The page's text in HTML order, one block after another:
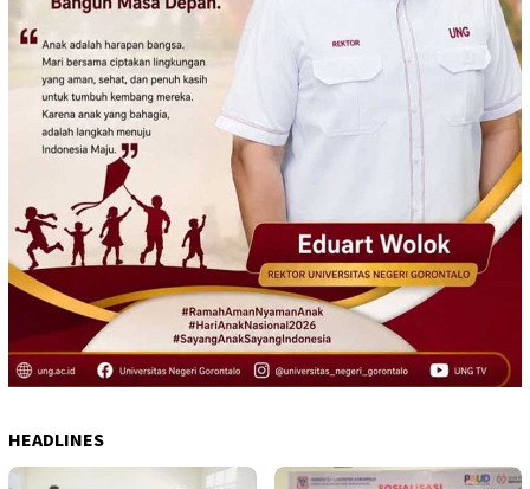
HEADLINES